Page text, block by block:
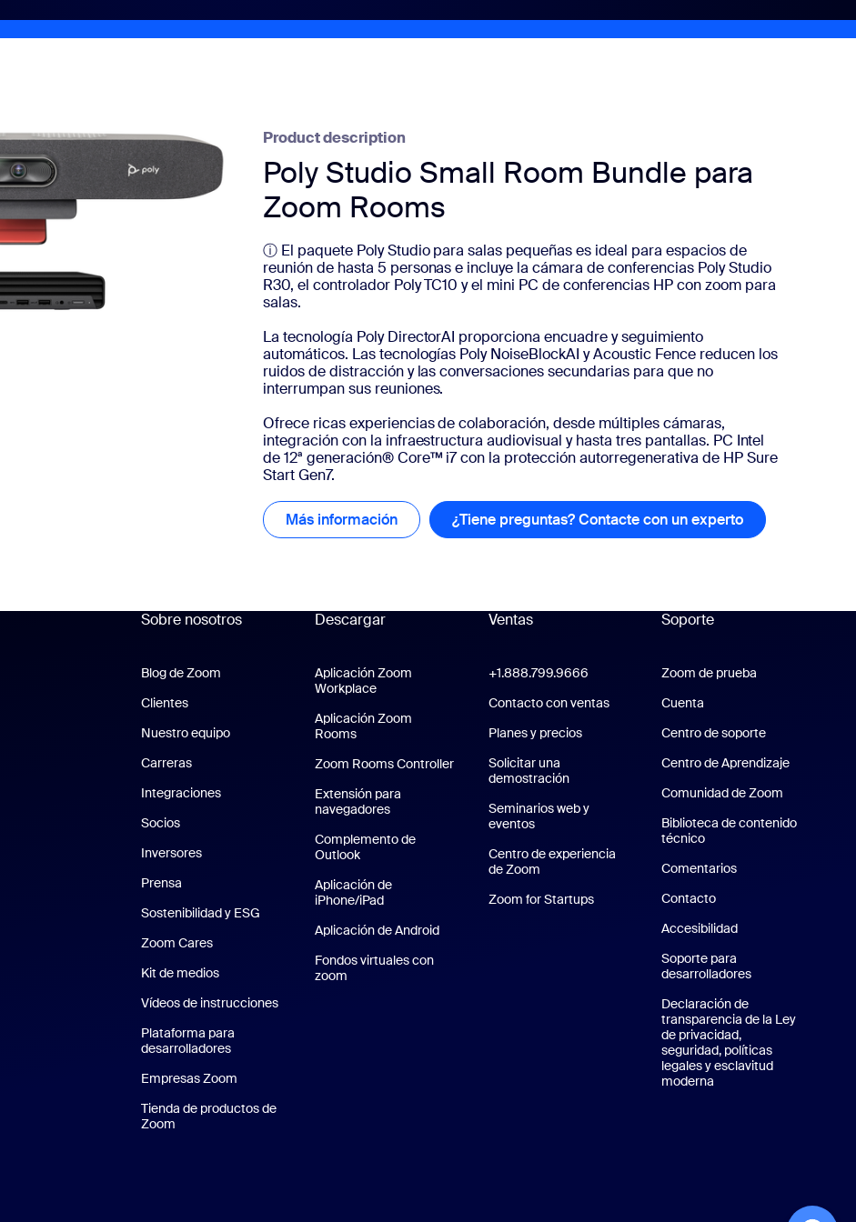
Product description
Poly Studio Small Room Bundle para
Zoom Rooms
ⓘ El paquete Poly Studio para salas pequeñas es ideal para espacios de
reunión de hasta 5 personas e incluye la cámara de conferencias Poly Studio
R30, el controlador Poly TC10 y el mini PC de conferencias HP con zoom para
salas.
La tecnología Poly DirectorAI proporciona encuadre y seguimiento
automáticos. Las tecnologías Poly NoiseBlockAI y Acoustic Fence reducen los
ruidos de distracción y las conversaciones secundarias para que no
interrumpan sus reuniones.
Ofrece ricas experiencias de colaboración, desde múltiples cámaras,
integración con la infraestructura audiovisual y hasta tres pantallas. PC Intel
de 12ª generación® Core™ i7 con la protección autorregenerativa de HP Sure
Start Gen7.
Más información Más información
¿Tiene preguntas? Contacte con un experto ¿Tiene
Sobre nosotros
Blog de Zoom
Clientes
Nuestro equipo Nuestro equipo
Carreras
Integraciones
Socios
Inversores
Prensa
Sostenibilidad y ESG
Zoom Cares
Kit de medios
Vídeos de instrucciones
Plataforma para
desarrolladores
Empresas Zoom
Tienda de productos de
Zoom
Descargar
Aplicación Zoom
WorkplaceAplicación Zoom Workplace
Aplicación Zoom
RoomsAplicación Zoom Rooms
Zoom Rooms Controller
Extensión para
navegadores
Complemento de
Outlook
Aplicación de
iPhone/iPadAplicación de iPhone/iPad
Aplicación de AndroidAplicación de Android
Fondos virtuales con
zoom
Ventas
+1.888.799.9666 Haga clic para llamar
Contacto con ventas
Planes y preciosPlanes y precios
Solicitar una
demostraciónSolicitar una demostración
Seminarios web y
eventos
Centro de experiencia
de Zoom Centro de experiencia de Zoom
Zoom for StartupsZoom for Startups
Soporte
Soporte
Zoom de prueba
Cuenta
Centro de soporte
Centro de Aprendizaje
Comunidad de Zoom
Biblioteca de contenido
técnico
Comentarios
Contacto
Accesibilidad
Soporte para
desarrolladores
Declaración de
transparencia de la Ley
de privacidad,
seguridad, políticas
legales y esclavitud
moderna